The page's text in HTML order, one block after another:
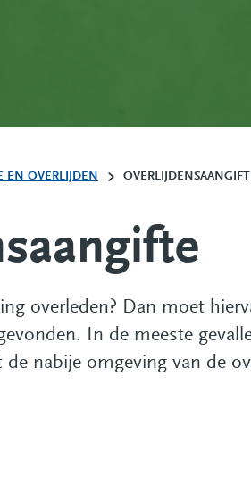
EN OVERLIJDEN
overleden? Dan moet
In de meeste
nabije omgeving van de